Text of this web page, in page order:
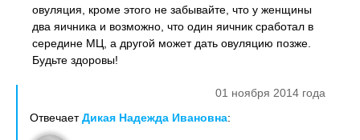
овуляция, кроме этого не забывайте, что у женщины
два яичника и возможно, что один яичник сработал в
середине МЦ, а другой может дать овуляцию позже.
Будьте здоровы!
01 ноября 2014 года
ОтвечаетДикая Надежда Ивановна: